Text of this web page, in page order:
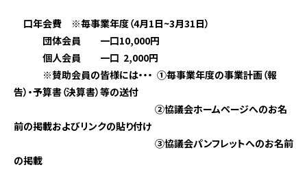
口年会費 ※毎事業年度（4月1日~3月31日）
団体会員 一口10,000円
個人会員 一口 2,000円
※賛助会員の皆様には・・・ ①毎事業年度の事業計画（報
告）・予算書（決算書）等の送付
②協議会ホームページへのお名
前の掲載およびリンクの貼り付け
③協議会パンフレットへのお名前
の掲載